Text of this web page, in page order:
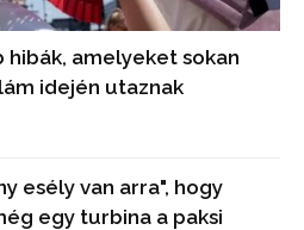
hibák, amelyeket sokan
idején utaznak
esély van arra", hogy
egy turbina a paksi